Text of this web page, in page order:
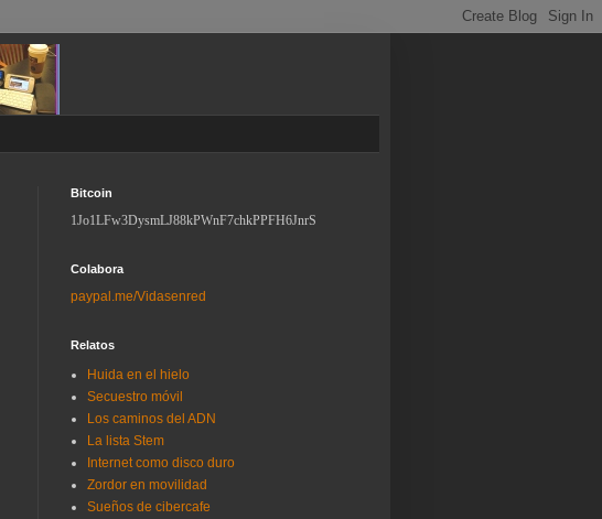
Bitcoin
1Jo1LFw3DysmLJ88kPWnF7chkPPFH6JnrS
Colabora
paypal.me/Vidasenred
Relatos
Huida en el hielo
Secuestro móvil
Los caminos del ADN
La lista Stem
Internet como disco duro
Zordor en movilidad
Sueños de cibercafe